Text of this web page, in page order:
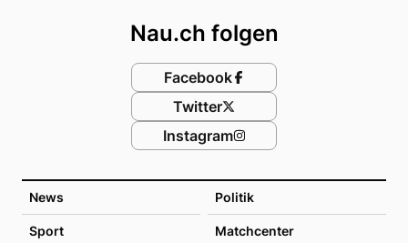
News Politik
Sport Matchcenter
Nau.ch folgen
Facebook
Twitter
Instagram